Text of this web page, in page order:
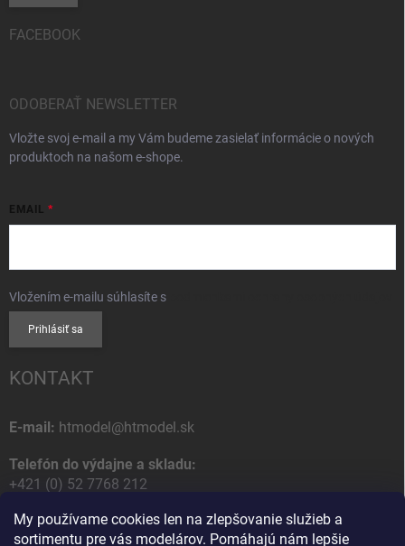
My používame cookies len na zlepšovanie služieb a
sortimentu pre vás modelárov. Pomáhajú nám lepšie
FACEBOOK
ODOBERAŤ NEWSLETTER
Vložte svoj e-mail a my Vám budeme zasielať informácie o nových
produktoch na našom e-shope.
EMAIL
Vložením e-mailu súhlasíte s
Prihlásiť sa
KONTAKT
E-mail: htmodel@htmodel.sk
Telefón do výdajne a skladu:
+421 (0) 52 7768 212
Poštová / Odberná adresa:
HT model